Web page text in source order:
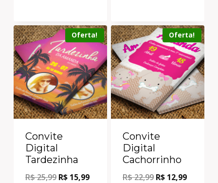
Oferta!
Convite
Digital
Tardezinha
R$25,99 R$ 15,99
Oferta!
Convite
Digital
Cachorrinho
R$22,99 R$ 12,99